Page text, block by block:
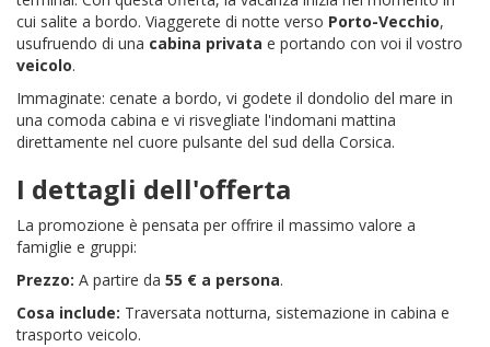
cui salite a bordo. Viaggerete di notte verso Porto-Vecchio,
usufruendo di una cabina privata e portando con voi il vostro
veicolo.
Immaginate: cenate a bordo, vi godete il dondolio del mare in
una comoda cabina e vi risvegliate l'indomani mattina
direttamente nel cuore pulsante del sud della Corsica.
I dettagli dell'offerta
La promozione è pensata per offrire il massimo valore a
famiglie e gruppi:
Prezzo: A partire da 55 € a persona.
Cosa include: Traversata notturna, sistemazione in cabina e
trasporto veicolo.